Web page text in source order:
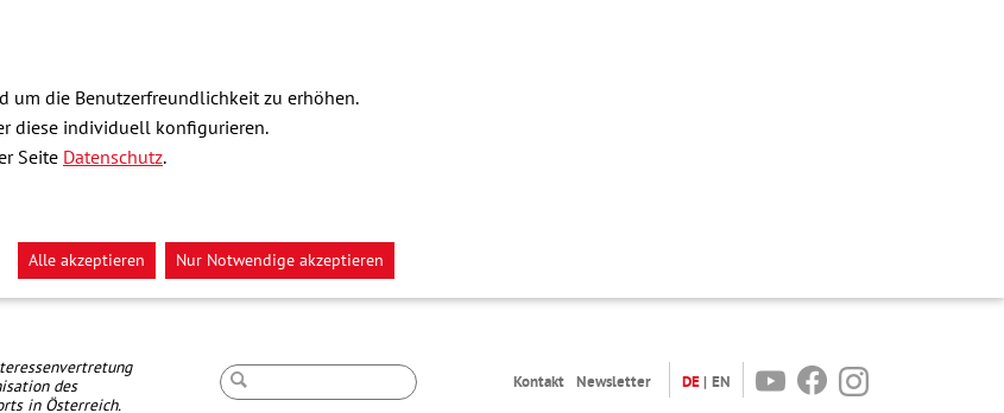
um die Benutzerfreundlichkeit zu erhöhen.
diese individuell konfigurieren.
Seite Datenschutz.
Alle akzeptieren Nur Notwendige akzeptieren
des
in Österreich.
Kontakt Newsletter DE EN YoutubeFacebookInstagram